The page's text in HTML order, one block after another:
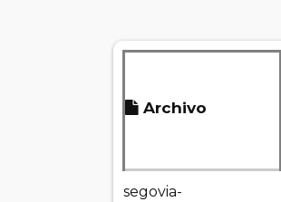
Archivo
segovia-